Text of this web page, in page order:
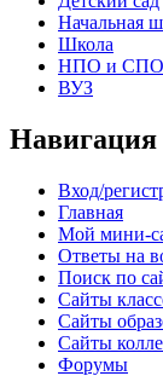
Начальная
Школа
НПО и СПО
ВУЗ
Навигация
Вход/
Главная
Мой мини-
Ответы на
Поиск по
Сайты
Сайты
Сайты
Форумы